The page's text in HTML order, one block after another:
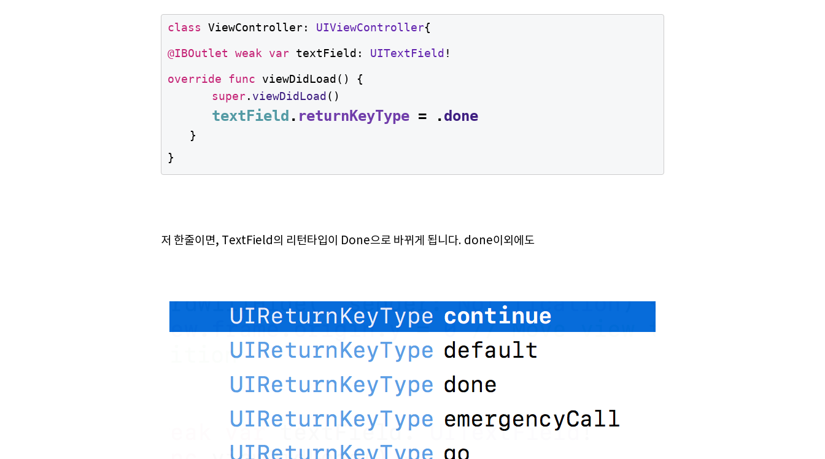
class ViewController: UIViewController{
@IBOutlet
weak var textField: UITextField !
override
func viewDidLoad() {
super. viewDidLoad()
textField . returnKeyType = .done
}
}
저 한줄이면, TextField의 리턴타입이 Done으로 바뀌게 됩니다. done이외에도